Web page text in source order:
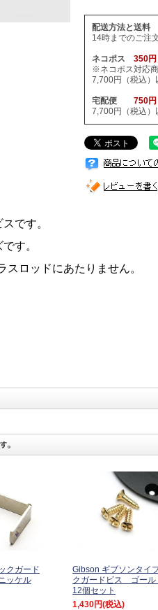
配送方法と送料
14時までのご注
ネコポス 350円
※ネコポス対応
7,700円（税込）
宅配便 750円
7,700円（税込
です。
す。
ロッドにあたりません。
クガード
ッケル
Gibson ギブソンタイ
クガードビス ゴー
12個セット
1,430円(税込)